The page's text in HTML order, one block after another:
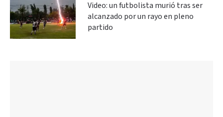
Video: un futbolista murió tras ser
alcanzado por un rayo en pleno
partido